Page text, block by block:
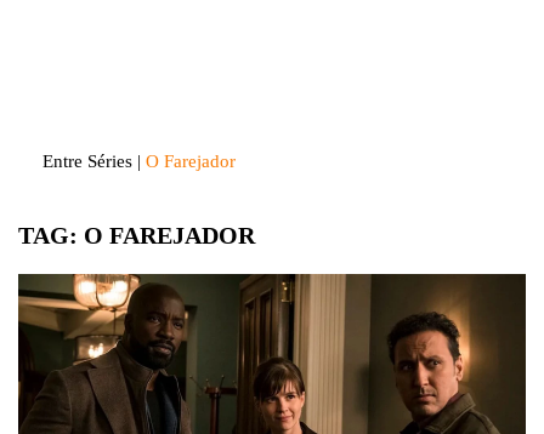
Entre Séries | O Farejador
TAG: O FAREJADOR